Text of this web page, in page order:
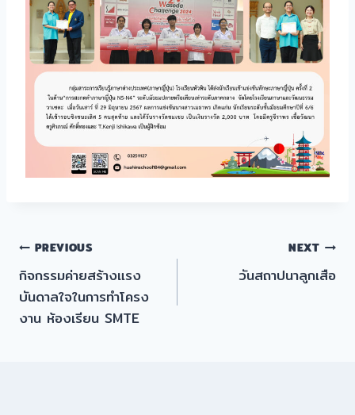
แนะแนว
เรื่อง
PREVIOUS
กิจกรรมค่ายสร้างแรง
บันดาลใจในการทำโครง
งาน ห้องเรียน SMTE
NEXT
วันสถาปนาลูกเสือ